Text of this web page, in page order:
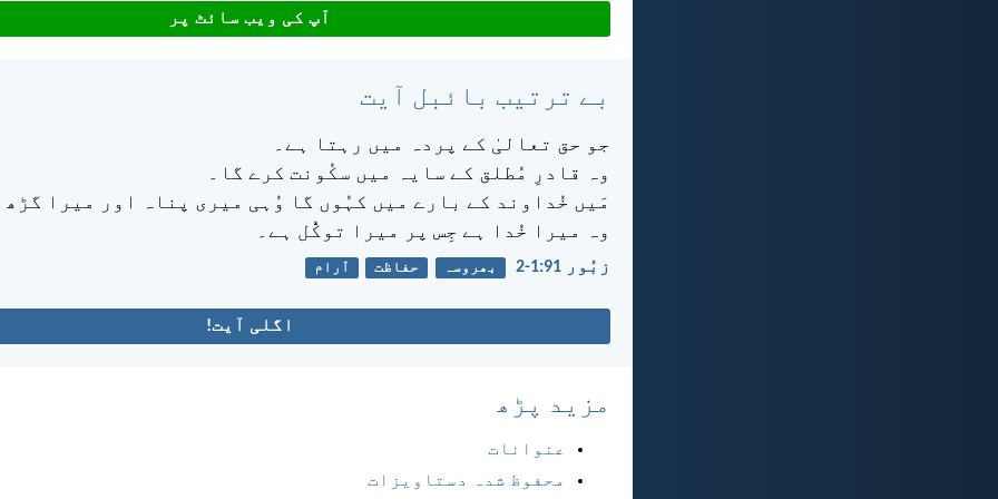
آپ کی ویب سائٹ پر
بے ترتیب بائبل آیت
جو حق تعالیٰ کے پردہ میں رہتا ہے۔
وہ قادرِ مُطلق کے سایہ میں سکُونت کرے گا۔
مَیں خُداوند کے بارے میں کہُوں گا وُہی میری پناہ اور میرا گڑھ
وہ میرا خُدا ہے جِس پر میرا توکُّل ہے۔
زبُور 91:‏1-‏2 بھروسہ حفاظت آرام
اگلی آیت!
مزید پڑھ
عنوانات
محفوظ شدہ دستاویزات